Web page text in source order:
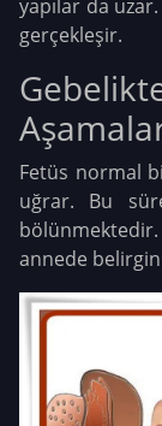
yapılar da
gerçekleşir.
Fetüs normal
uğrar. Bu
annede